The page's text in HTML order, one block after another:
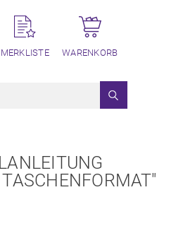
MERKLISTE WARENKORB